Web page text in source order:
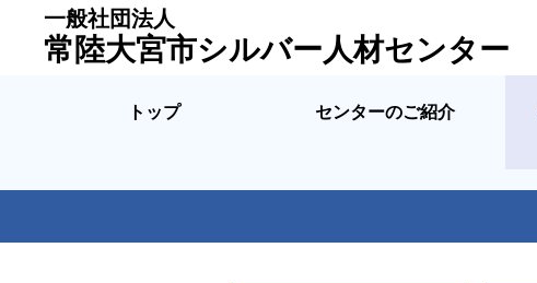
一般社団法人
常陸大宮市シルバー人材センター
トップ センターのご紹介